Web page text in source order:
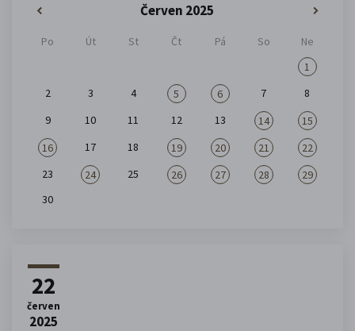
Červen 2025
Po Út St Čt Pá So
Ne
1
2
3 4 5 6 7
8
9
10 11 12 13 14
15
16
17 18 19 20 21
22
23
24 25 26 27 28
29
30
22
červen
2025